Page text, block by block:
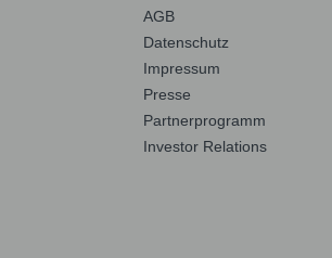
AGB
Datenschutz
Impressum
Presse
Partnerprogramm
Investor Relations